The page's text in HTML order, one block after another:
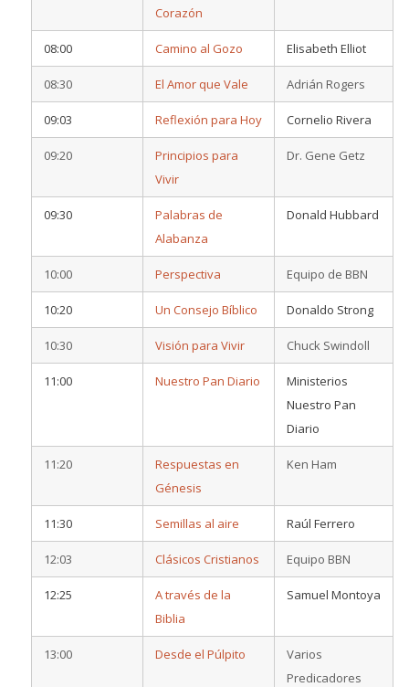
Corazón
08:00 Camino al Gozo Elisabeth Elliot
08:30 El Amor que Vale Adrián Rogers
09:03 Reflexión para Hoy Cornelio Rivera
09:20
Principios para
Vivir
Dr. Gene Getz
09:30
Palabras de
Alabanza
Donald Hubbard
10:00 Perspectiva Equipo de BBN
10:20 Un Consejo Bíblico Donaldo Strong
10:30 Visión para Vivir Chuck Swindoll
11:00 Nuestro Pan Diario
Ministerios
Nuestro Pan
Diario
11:20
Respuestas en
Génesis
Ken Ham
11:30 Semillas al aire Raúl Ferrero
12:03 Clásicos Cristianos Equipo BBN
12:25
A través de la
Biblia
Samuel Montoya
13:00 Desde el Púlpito
Varios
Predicadores